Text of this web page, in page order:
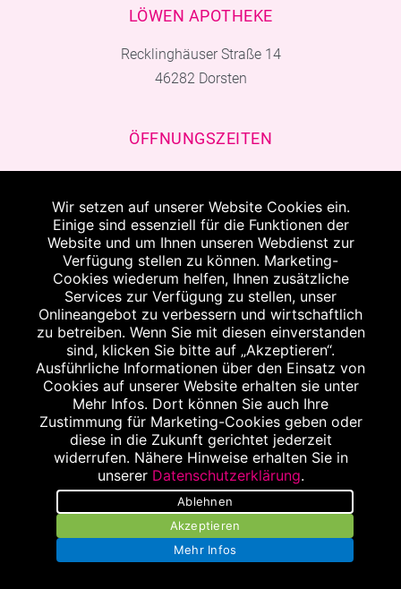
LÖWEN APOTHEKE
Recklinghäuser Straße 14
46282 Dorsten
ÖFFNUNGSZEITEN
Montag
08:00 bis 18:30 Uhr
Dienstag
08:00 bis 18:30 Uhr
Mittwoch
08:00 bis 18:00 Uhr
Donnerstag
08:00 bis 18:30 Uhr
Freitag
08:00 bis 18:00 Uhr
Samstag
09:00 bis 14:00 Uhr
Wir setzen auf unserer Website Cookies ein.
Einige sind essenziell für die Funktionen der
Website und um Ihnen unseren Webdienst zur
Verfügung stellen zu können. Marketing-
Cookies wiederum helfen, Ihnen zusätzliche
Services zur Verfügung zu stellen, unser
Onlineangebot zu verbessern und wirtschaftlich
zu betreiben. Wenn Sie mit diesen einverstanden
sind, klicken Sie bitte auf „Akzeptieren“.
Ausführliche Informationen über den Einsatz von
Cookies auf unserer Website erhalten sie unter
Mehr Infos. Dort können Sie auch Ihre
Zustimmung für Marketing-Cookies geben oder
diese in die Zukunft gerichtet jederzeit
widerrufen. Nähere Hinweise erhalten Sie in
unserer Datenschutzerklärung.
Ablehnen
Akzeptieren
Mehr Infos